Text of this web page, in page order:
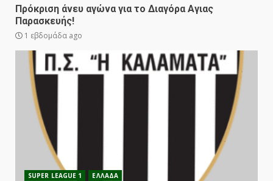
Πρόκριση άνευ αγώνα για το Διαγόρα Αγιας
Παρασκευής!
1 εβδομάδα ago
SUPER LEAGUE 1 ΕΛΛΑΔΑ